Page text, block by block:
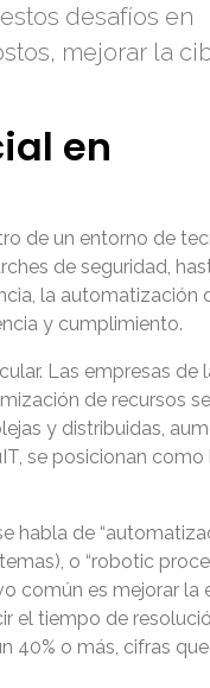
desafíos en
mejorar la
en
de un entorno de
de seguridad,
la automatización
y cumplimiento.
Las empresas de
de recursos
y distribuidas,
se posicionan como
habla de
o “robotic
común es mejorar la
el tiempo de
40% o más, cifras